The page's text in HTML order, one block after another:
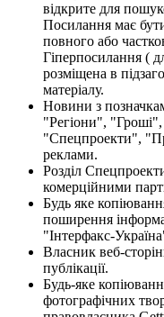
відкрите для
Посилання має
повного або
Гіперпосилання (
розміщена в
матеріалу.
Новини з
"Регіони",
"Спецпроекти",
реклами.
Розділ
комерційними
Будь яке
поширення
"Інтерфакс-
Власник веб-
публікації.
Будь-яке
фотографічних